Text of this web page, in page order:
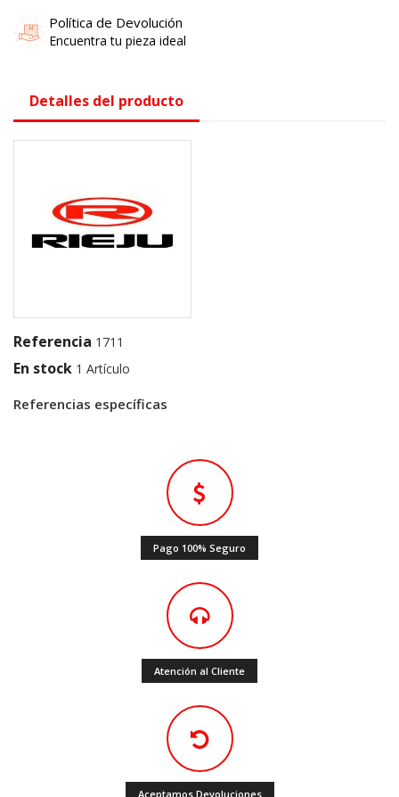
Política de Devolución
Encuentra tu pieza ideal
Detalles del producto
Referencia 1711
En stock 1 Artículo
Referencias específicas
Pago 100% Seguro
Atención al Cliente
Aceptamos Devoluciones